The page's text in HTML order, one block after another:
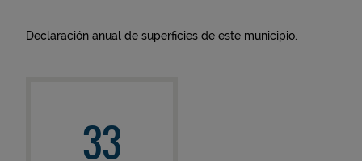
Declaración anual de superficies de este municipio.
33